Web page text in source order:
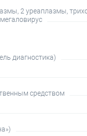
2 уреаплазмы,
диагностика)
средством